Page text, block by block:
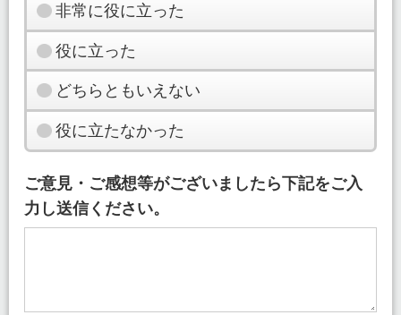
非常に役に立った
役に立った
どちらともいえない
役に立たなかった
ご意見・ご感想等がございましたら下記をご入
力し送信ください。